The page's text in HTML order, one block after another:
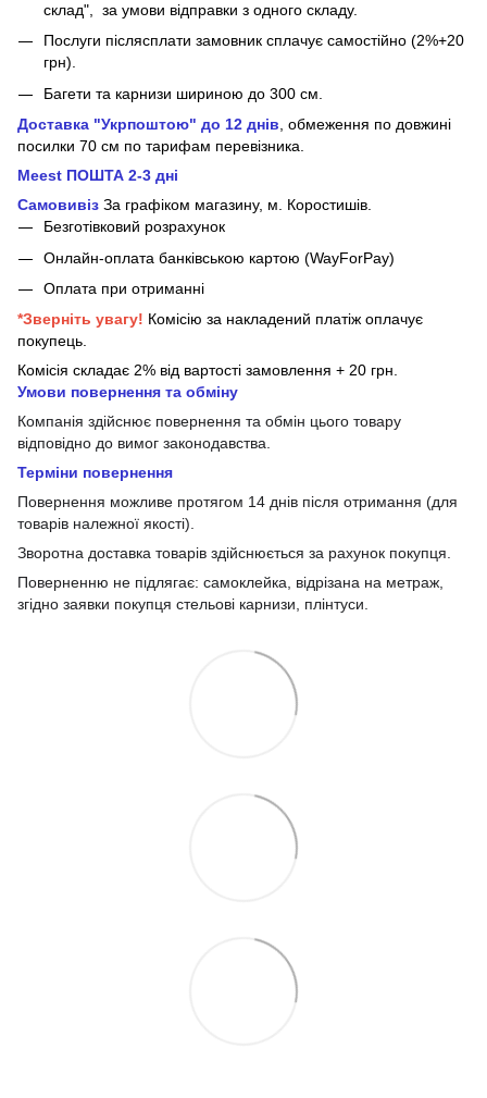
склад", за умови відправки з одного складу.
Послуги післясплати замовник сплачує самостійно (2%+20
грн).
Багети та карнизи шириною до 300 см.
Доставка "Укрпоштою" до 12 днів , обмеження по довжині
посилки 70 см по тарифам перевізника.
Meest ПОШТА 2-3 дні
Самовивіз За графіком магазину, м.
Коростишів.
Безготівковий розрахунок
Онлайн-оплата банківською картою (WayForPay)
Оплата при отриманні
*Зверніть увагу! Комісію за накладений платіж оплачує
покупець.
Комісія складає 2% від вартості замовлення + 20 грн.
Умови повернення та обміну
Компанія здійснює повернення та обмін цього товару
відповідно до вимог законодавства.
Терміни повернення
Повернення можливе протягом 14 днів після отримання (для
товарів належної якості).
Зворотна доставка товарів здійснюється за рахунок покупця.
Поверненню не підлягає: самоклейка, відрізана на метраж,
згідно заявки покупця стельові карнизи, плінтуси.